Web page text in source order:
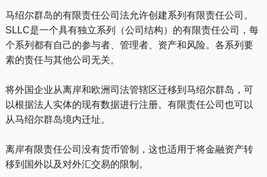
马绍尔群岛的有限责任公司法允许创建系列有限责任公司。
SLLC是一个具有独立系列（公司结构）的有限责任公司，每
个系列都有自己的参与者、管理者、资产和风险。各系列要
素的责任与其他公司无关。
将外国企业从离岸和欧洲司法管辖区迁移到马绍尔群岛，可
以根据法人实体的现有数据进行注册。有限责任公司也可以
从马绍尔群岛境内迁址。
离岸有限责任公司没有货币管制，这也适用于将金融资产转
移到国外以及对外汇交易的限制。